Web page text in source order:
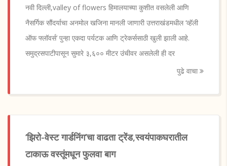
नवी दिल्ली,valley of flowers हिमालयाच्या कुशीत वसलेली आणि
नैसर्गिक सौंदर्याचा अनमोल खजिना मानली जाणारी उत्तराखंडमधील ‘व्हॅली
ऑफ फ्लॉवर्स’ पुन्हा एकदा पर्यटक आणि ट्रेकर्ससाठी खुली झाली आहे.
समुद्रसपाटीपासून सुमारे ३,६०० मीटर उंचीवर असलेली ही दर
पुढे वाचा
‘झिरो-वेस्ट गार्डनिंग’चा वाढता ट्रेंड,स्वयंपाकघरातील
टाकाऊ वस्तूंमधून फुलवा बाग